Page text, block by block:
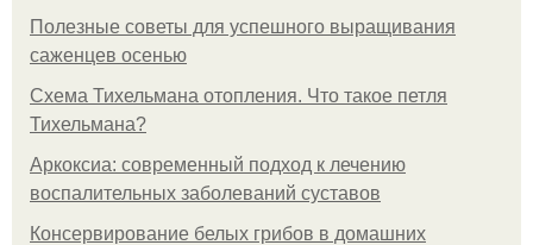
Полезные советы для успешного выращивания
саженцев осенью
Схема Тихельмана отопления. Что такое петля
Тихельмана?
Аркоксиа: современный подход к лечению
воспалительных заболеваний суставов
Консервирование белых грибов в домашних